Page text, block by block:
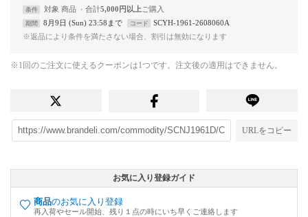
条件 対象 商品 合計5,000円以上
期間 8月9日 (Sun) 23:58まで コード
SCYH-1961-2608060A
※返品により条件を満たさない場合、割引は無効になります
※1回のご注文に使えるクーポンは1つです。注文後の適用はできません。
URLをコピー
お気に入り登録ガイド
商品のお気に入り登録
再入荷やセール開始、残り１点の時にいち早くご連絡します